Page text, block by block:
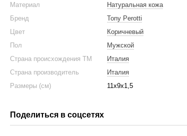
Материал
Натуральная кожа
Бренд
Tony Perotti
Цвет
Коричневый
Пол
Мужской
Страна происхождения ТМ
Италия
Страна производитель
Италия
Размеры (см)
11x9x1,5
Поделиться в соцсетях